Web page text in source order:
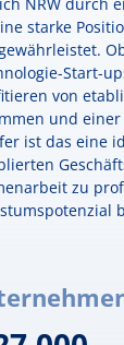
NRW durch
starke
Start-
von
und
ist das eine
zu